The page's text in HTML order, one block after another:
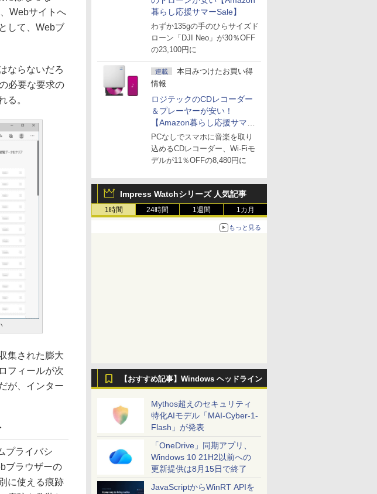
暮らし応援サマーSale】
わずか135gの手のひらサイズド
ローン「DJI Neo」が30％OFF
の23,100円に
連載
本日みつけたお買い得
情報
ロジテックのCDレコーダー
＆プレーヤーが安い！
【Amazon暮らし応援サマー
Sale】
PCなしでスマホに音楽を取り
込めるCDレコーダー、Wi-Fiモ
デルが11％OFFの8,480円に
Impress Watchシリーズ 人気記事
1時間 24時間 1週間 1カ月
もっと見る
【おすすめ記事】Windows ヘッドライン
Mythos超えのセキュリティ
特化AIモデル「MAI-Cyber-1-
Flash」が発表
「OneDrive」同期アプリ、
Windows 10 21H2以前への
更新提供は8月15日で終了
JavaScriptからWinRT APIを
Webサイトへ
して、Webブ
ならないだろ
必要な要求の
る。
集された膨大
フィールが次
が、インター
プライバシ
ブラウザーの
に使える痕跡